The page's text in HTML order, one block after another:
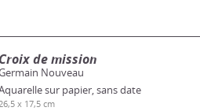
Croix de mission
Nouveau
sur papier, sans date
x 17,5 cm